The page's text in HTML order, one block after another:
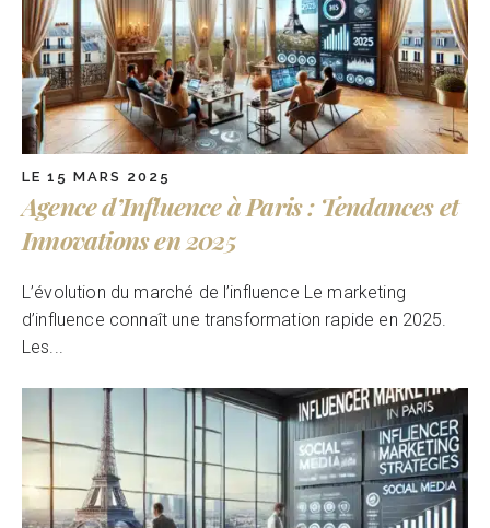
LE 15 MARS 2025
Agence d’Influence à Paris : Tendances et
Innovations en 2025
L’évolution du marché de l’influence Le marketing
d’influence connaît une transformation rapide en 2025.
Les...